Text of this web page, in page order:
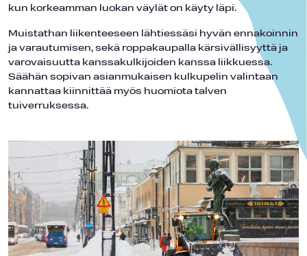
kun korkeamman luokan väylät on käyty läpi.
Muistathan liikenteeseen lähtiessäsi hyvän ennakoinnin
ja varautumisen, sekä roppakaupalla kärsivällisyyttä ja
varovaisuutta kanssakulkijoiden kanssa liikkuessa.
Säähän sopivan asianmukaisen kulkupelin valintaan
kannattaa kiinnittää myös huomiota talven
tuiverruksessa.